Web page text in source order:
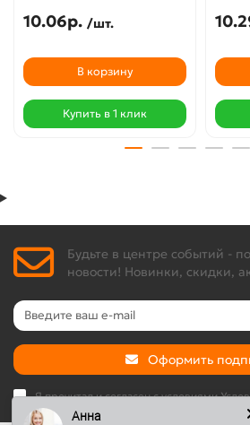
10.06р. /шт.
В корзину
Купить в 1 клик
Будьте в центре событий -
новости! Новинки, скидки,
Оформить
Я прочитал и согласен с условиями
Анна